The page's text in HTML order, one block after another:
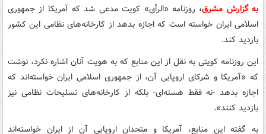
به گزارش مشرق، روزنامه «الرأی» کویت مدعی شد که آمریکا از جمهوری
اسلامی ایران خواسته است که اجازه بدهد از کارخانه‌های نظامی این کشور
بازدید کند.
این روزنامه کویتی به نقل از این منابع که به هویت آنان اشاره نکرد، نوشت
که «آمریکا و شرکای اروپایی آن، از جمهوری اسلامی ایران خواسته‌اند که
اجازه بدهد -نه فقط هسته‌ای- بلکه از کارخانه‌های تسلیحات نظامی نیز
بازدید کنند».
به گفته این منابع، آمریکا و متحدان اروپایی آن از ایران خواسته‌اند